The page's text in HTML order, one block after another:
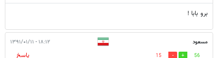
برو بابا !
مسعود ۱۸:۱۲ - ۱۳۹۱/۰۱/۱۱
56
15
پاسخ